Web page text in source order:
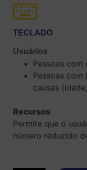
TECLADO
Usuários
Pessoas com
Pessoas
causas
Recursos
Permite que o
número reduzido